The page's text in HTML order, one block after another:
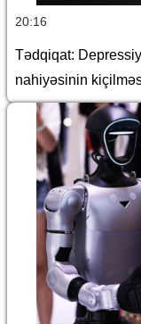
20:16
Tədqiqat:
nahiyəsinin